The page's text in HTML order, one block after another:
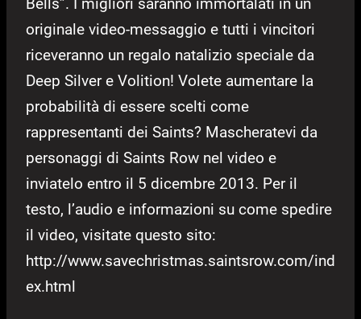
Bells”. I migliori saranno immortalati in un
originale video-messaggio e tutti i vincitori
riceveranno un regalo natalizio speciale da
Deep Silver e Volition! Volete aumentare la
probabilità di essere scelti come
rappresentanti dei Saints? Mascheratevi da
personaggi di Saints Row nel video e
inviatelo entro il 5 dicembre 2013. Per il
testo, l’audio e informazioni su come spedire
il video, visitate questo sito:
http://www.savechristmas.saintsrow.com/ind
ex.html